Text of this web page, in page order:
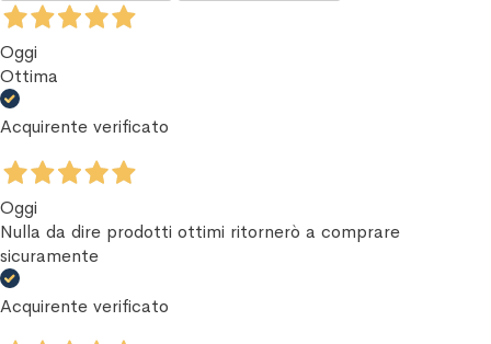
Oggi
Ottima
Acquirente verificato
Oggi
Nulla da dire prodotti ottimi ritornerò a comprare
sicuramente
Acquirente verificato